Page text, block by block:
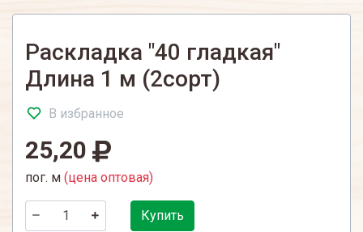
Раскладка "40 гладкая"
Длина 1 м (2сорт)
В избранное
25,20
пог. м (цена оптовая)
Купить